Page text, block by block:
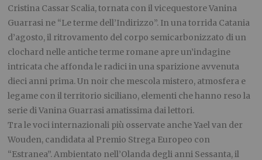
Cristina Cassar Scalia, tornata con il vicequestore Vanina
Guarrasi ne “Le terme dell’Indirizzo”. In una torrida Catania
d’agosto, il ritrovamento del corpo semicarbonizzato di un
clochard nelle antiche terme romane apre un’indagine
intricata che affonda le radici in una sparizione avvenuta
dieci anni prima. Un noir che mescola mistero, atmosfera e
legame con il territorio siciliano, elementi che hanno reso la
serie di Vanina Guarrasi amatissima dai lettori.
Tra le voci internazionali più osservate anche Yael van der
Wouden, candidata al Premio Strega Europeo con
“Estranea”. Ambientato nell’Olanda degli anni Sessanta, il